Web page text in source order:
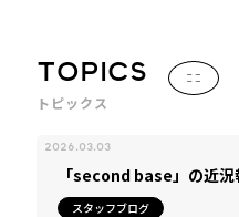
TOPICS
トピックス
2026.03.03
「second base」の近況
スタッフブログ